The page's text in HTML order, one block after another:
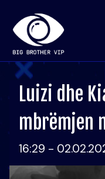
Luizi dhe
mbrëmjen
16:29 -